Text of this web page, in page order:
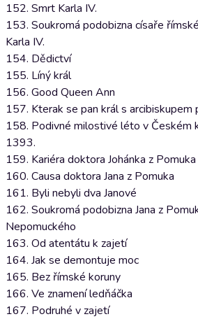
152. Smrt Karla IV.
153. Soukromá podobizna císaře
Karla IV.
154. Dědictví
155. Líný král
156. Good Queen Ann
157. Kterak se pan král s arcibiskupem
158. Podivné milostivé léto v Českém
1393.
159. Kariéra doktora Johánka z Pomuka
160. Causa doktora Jana z Pomuka
161. Byli nebyli dva Janové
162. Soukromá podobizna Jana z
Nepomuckého
163. Od atentátu k zajetí
164. Jak se demontuje moc
165. Bez římské koruny
166. Ve znamení ledňáčka
167. Podruhé v zajetí